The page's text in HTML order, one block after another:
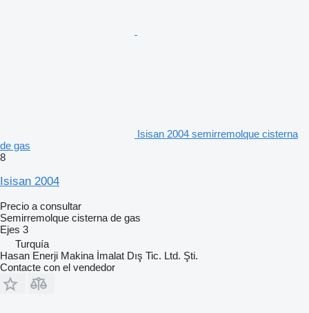
Isisan 2004 semirremolque cisterna
de gas
8
Isisan 2004
Precio a consultar
Semirremolque cisterna de gas
Ejes 3
Turquía
Hasan Enerji Makina İmalat Dış Tic. Ltd. Şti.
Contacte con el vendedor